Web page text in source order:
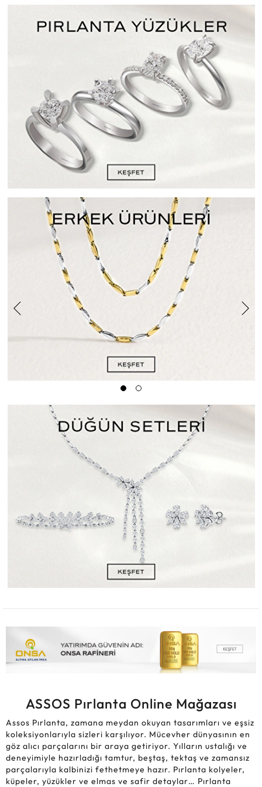
ASSOS Pırlanta Online Mağazası
Assos Pırlanta, zamana meydan okuyan tasarımları ve eşsiz
koleksiyonlarıyla sizleri karşılıyor. Mücevher dünyasının en
göz alıcı parçalarını bir araya getiriyor. Yılların ustalığı ve
deneyimiyle hazırladığı tamtur, beştaş, tektaş ve zamansız
parçalarıyla kalbinizi fethetmeye hazır. Pırlanta kolyeler,
küpeler, yüzükler ve elmas ve safir detaylar… Pırlanta